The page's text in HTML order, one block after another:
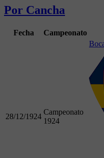
Por Cancha
Fecha Campeonato
28/12/1924
Campeonato
1924